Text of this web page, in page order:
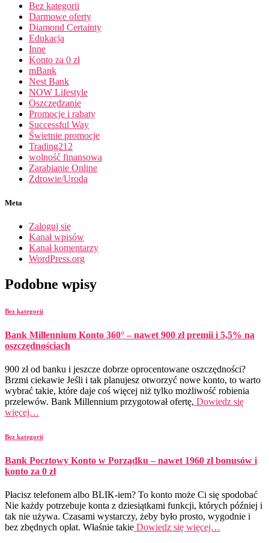
Bez kategorii
Darmowe oferty
Diamond Certainty
Edukacja
Inne
Konto za 0 zł
mBank
Nest Bank
NOW Lifestyle
Oszczędzanie
Promocje i rabaty
Successful Way
Świetnie promocje
Trading212
wolność finansowa
Zarabianie Online
Zdrowie/Uroda
Meta
Zaloguj się
Kanał wpisów
Kanał komentarzy
WordPress.org
Podobne wpisy
Bez kategorii
Bank Millennium Konto 360° – nawet 900 zł premii i 5,5% na
oszczędnościach
900 zł od banku i jeszcze dobrze oprocentowane oszczędności?
Brzmi ciekawie Jeśli i tak planujesz otworzyć nowe konto, to warto
wybrać takie, które daje coś więcej niż tylko możliwość robienia
przelewów. Bank Millennium przygotował ofertę, Dowiedz się
więcej…
Bez kategorii
Bank Pocztowy Konto w Porządku – nawet 1960 zł bonusów i
konto za 0 zł
Płacisz telefonem albo BLIK-iem? To konto może Ci się spodobać
Nie każdy potrzebuje konta z dziesiątkami funkcji, których później i
tak nie używa. Czasami wystarczy, żeby było prosto, wygodnie i
bez zbędnych opłat. Właśnie takie Dowiedz się więcej…